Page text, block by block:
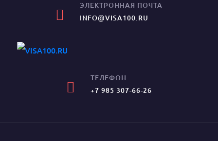
ЭЛЕКТРОННАЯ ПОЧТА
INFO@VISA100.RU
ТЕЛЕФОН
+7 985 307-66-26